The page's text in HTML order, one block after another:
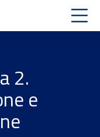
2.
e